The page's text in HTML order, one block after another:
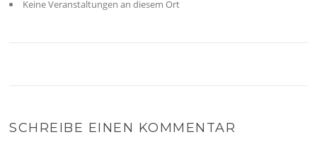
Keine Veranstaltungen an diesem Ort
SCHREIBE EINEN KOMMENTAR